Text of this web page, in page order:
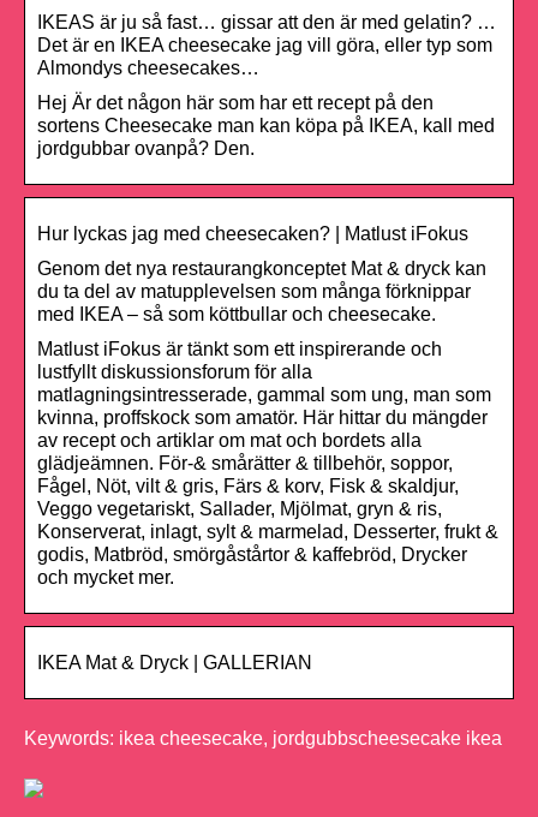
IKEAS är ju så fast… gissar att den är med gelatin? …
Det är en IKEA cheesecake jag vill göra, eller typ som
Almondys cheesecakes…
Hej Är det någon här som har ett recept på den
sortens Cheesecake man kan köpa på IKEA, kall med
jordgubbar ovanpå? Den.
Hur lyckas jag med cheesecaken? | Matlust iFokus
Genom det nya restaurangkonceptet Mat & dryck kan
du ta del av matupplevelsen som många förknippar
med IKEA – så som köttbullar och cheesecake.
Matlust iFokus är tänkt som ett inspirerande och
lustfyllt diskussionsforum för alla
matlagningsintresserade, gammal som ung, man som
kvinna, proffskock som amatör. Här hittar du mängder
av recept och artiklar om mat och bordets alla
glädjeämnen. För-& smårätter & tillbehör, soppor,
Fågel, Nöt, vilt & gris, Färs & korv, Fisk & skaldjur,
Veggo vegetariskt, Sallader, Mjölmat, gryn & ris,
Konserverat, inlagt, sylt & marmelad, Desserter, frukt &
godis, Matbröd, smörgåstårtor & kaffebröd, Drycker
och mycket mer.
IKEA Mat & Dryck | GALLERIAN
Keywords: ikea cheesecake, jordgubbscheesecake ikea